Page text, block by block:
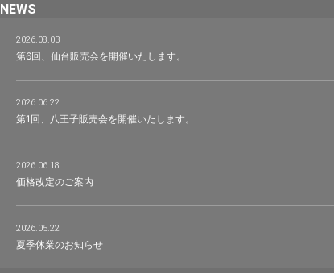
NEWS
2026.08.03
第6回、仙台販売会を開催いたします。
2026.06.22
第1回、八王子販売会を開催いたします。
2026.06.18
価格改定のご案内
2026.05.22
夏季休業のお知らせ